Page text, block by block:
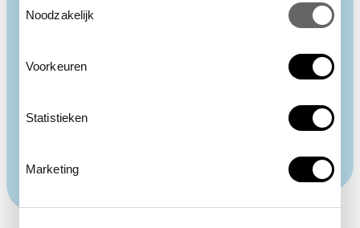
Noodzakelijk
Voorkeuren
Statistieken
Marketing
Het woordje 'leeuw' dankt de zeeleeuw aan het
verdedigen. Tijdens het broedseizoen verzamelt een
de weken daarna bewaakt hij ze, waardoor hijzelf
wekenlang niks eet.